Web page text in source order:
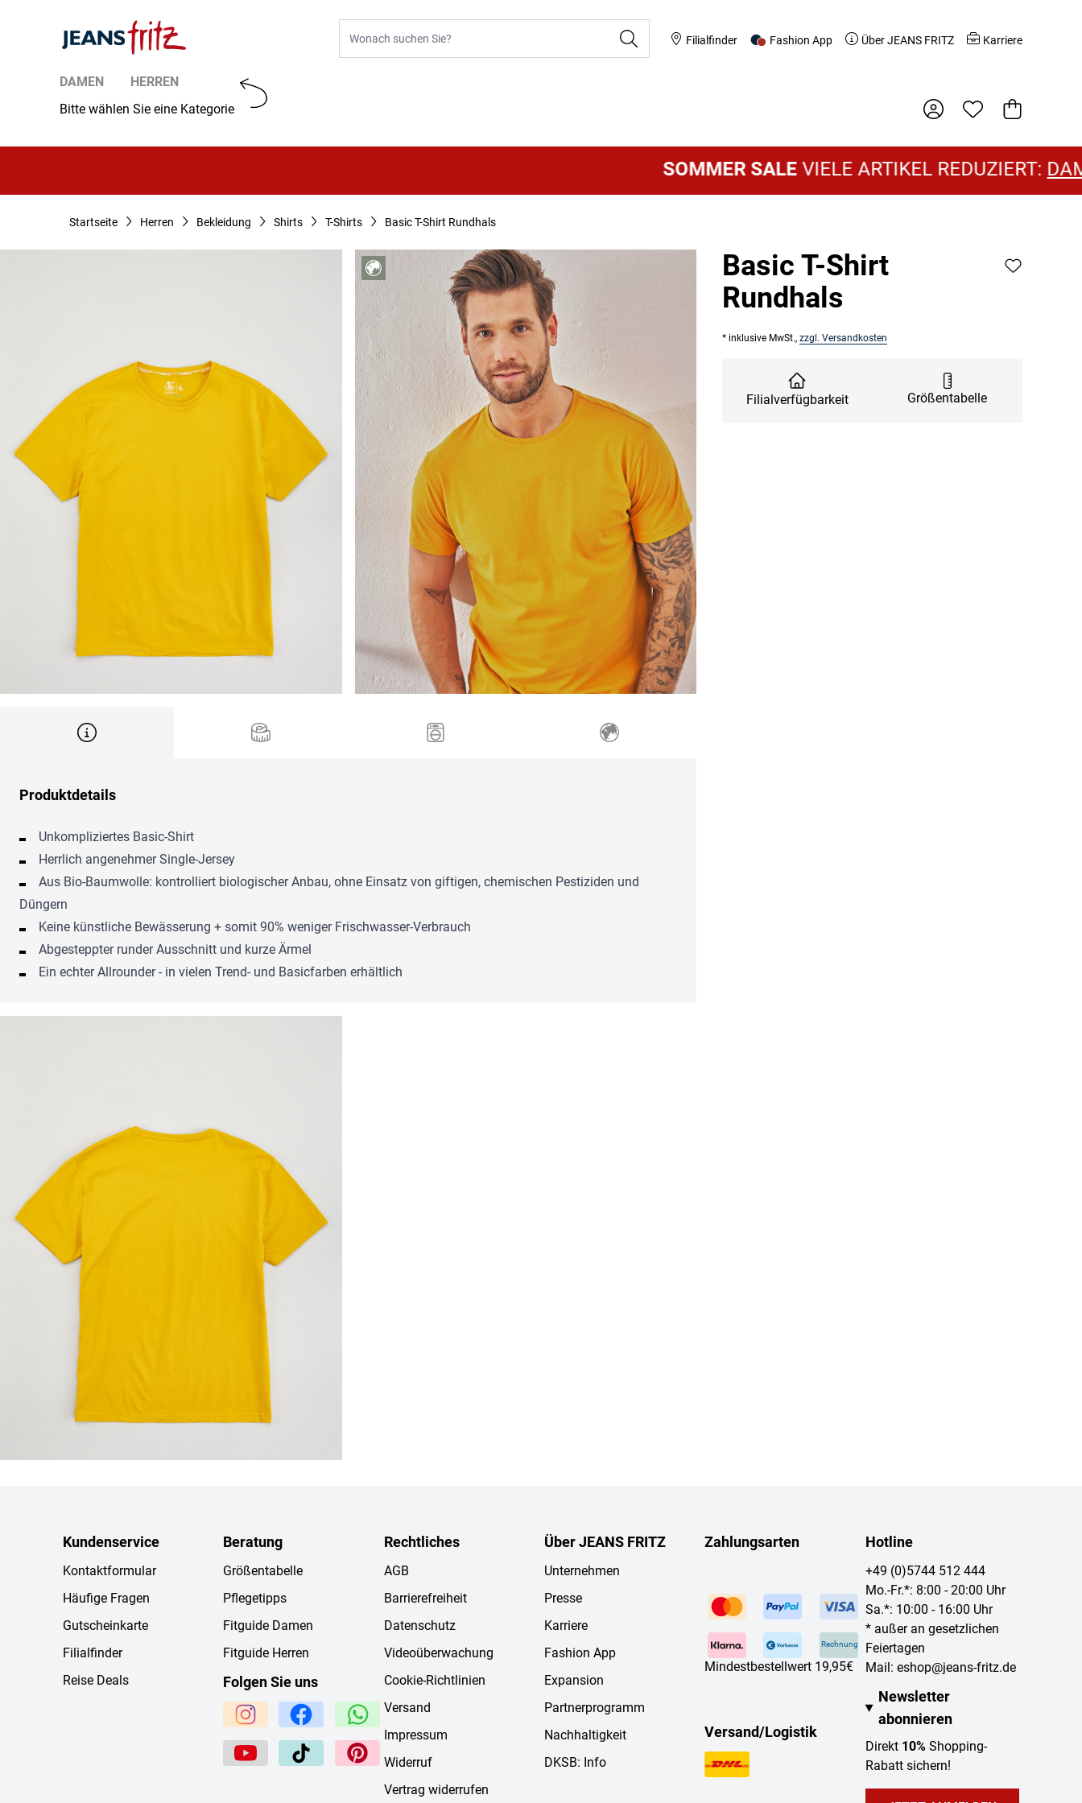
Filialfinder Fashion App Über JEANS FRITZ Karriere
DAMEN
HERREN
Bitte wählen Sie eine Kategorie
Warenkorb
SOMMER SALEVIELE ARTIKEL REDUZIERT:DAMEN
Startseite Herren Bekleidung Shirts T-Shirts Basic T-Shirt Rundhals
Produktdetails
Unkompliziertes Basic-Shirt
Herrlich angenehmer Single-Jersey
Aus Bio-Baumwolle: kontrolliert biologischer Anbau, ohne Einsatz von giftigen, chemischen Pestiziden und
Düngern
Keine künstliche Bewässerung + somit 90% weniger Frischwasser-Verbrauch
Abgesteppter runder Ausschnitt und kurze Ärmel
Ein echter Allrounder - in vielen Trend- und Basicfarben erhältlich
Basic T-Shirt
Rundhals
* inklusive MwSt., zzgl. Versandkosten
Filialverfügbarkeit Größentabelle
Kundenservice
Kontaktformular
Häufige Fragen
Gutscheinkarte
Filialfinder
Reise Deals
Beratung
Größentabelle
Pflegetipps
Fitguide Damen
Fitguide Herren
Folgen Sie uns
Rechtliches
AGB
Barrierefreiheit
Datenschutz
Videoüberwachung
Cookie-Richtlinien
Versand
Impressum
Widerruf
Vertrag widerrufen
Über JEANS FRITZ
Unternehmen
Presse
Karriere
Fashion App
Expansion
Partnerprogramm
Nachhaltigkeit
DKSB: Info
Zahlungsarten
Rechnung
Mindestbestellwert 19,95€
Versand/Logistik
Hotline
+49 (0)5744 512 444
Mo.-Fr.*: 8:00 - 20:00 Uhr
Sa.*: 10:00 - 16:00 Uhr
* außer an gesetzlichen
Feiertagen
Mail: eshop@jeans-fritz.de
Newsletter
abonnieren
Direkt 10%Shopping-
Rabatt sichern!